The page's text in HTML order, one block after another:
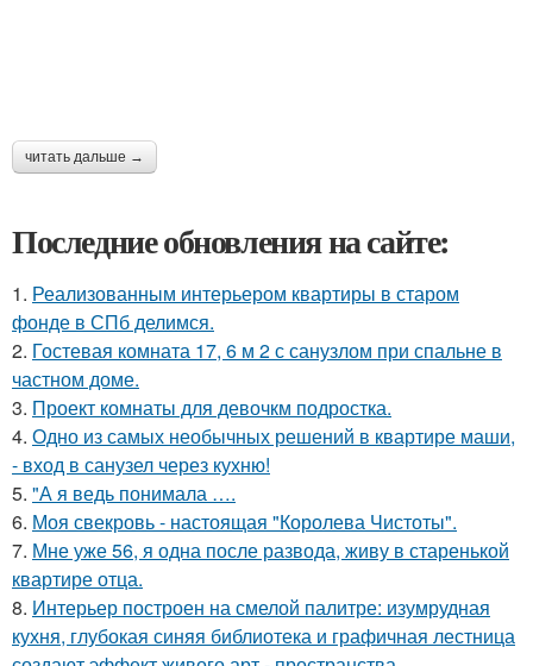
читать дальше →
Последние обновления на сайте:
1. Реализованным интерьером квартиры в старом
фонде в СПб делимся.
2. Гостевая комната 17, 6 м 2 с санузлом при спальне в
частном доме.
3. Проект комнаты для девочкм подростка.
4. Одно из самых необычных решений в квартире маши,
- вход в санузел через кухню!
5. "А я ведь понимала ….
6. Моя свекровь - настоящая "Королева Чистоты".
7. Мне уже 56, я одна после развода, живу в старенькой
квартире отца.
8. Интерьер построен на смелой палитре: изумрудная
кухня, глубокая синяя библиотека и графичная лестница